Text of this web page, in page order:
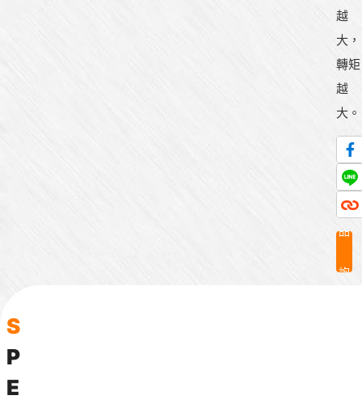
越
大，
轉矩
越
大。
產
品
詢
S
P
E